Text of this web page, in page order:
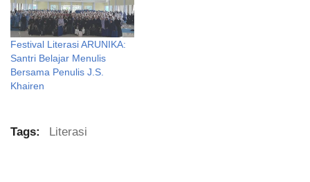
Festival Literasi ARUNIKA:
Santri Belajar Menulis
Bersama Penulis J.S.
Khairen
Tags: Literasi